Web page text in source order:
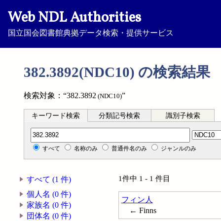
Web NDL Authorities
国立国会図書館典拠データ検索・提供サービス
382.3892(NDC10) の検索結果
検索対象：“382.3892 (NDC10)”
キーワード検索 分類記号検索 識別子検索
分類記号検索
すべて 名称のみ 普通件名のみ ジャンルのみ
すべて (1 件)
個人名 (0 件)
家族名 (0 件)
団体名 (0 件)
1件中 1 - 1 件目
フィン人
← Finns